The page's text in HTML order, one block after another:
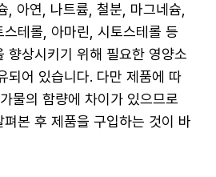
, 아연, 나트륨, 철분, 마그네슘,
테롤, 아마린, 시토스테롤 등
향상시키기 위해 필요한 영양소
되어 있습니다. 다만 제품에 따
물의 함량에 차이가 있으므로
본 후 제품을 구입하는 것이 바